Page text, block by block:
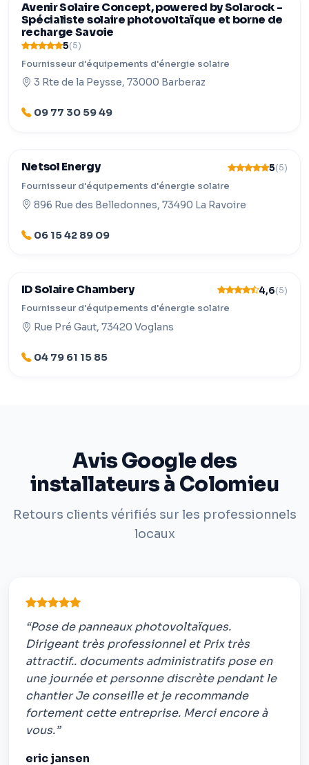
Avenir Solaire Concept, powered by Solarock -
Spécialiste solaire photovoltaïque et borne de
recharge Savoie
5(5)
Fournisseur d'équipements d'énergie solaire
3 Rte de la Peysse, 73000 Barberaz
09 77 30 59 49
Netsol Energy 5(5)
Fournisseur d'équipements d'énergie solaire
896 Rue des Belledonnes, 73490 La Ravoire
06 15 42 89 09
ID Solaire Chambery 4,6(5)
Fournisseur d'équipements d'énergie solaire
Rue Pré Gaut, 73420 Voglans
04 79 61 15 85
Avis Google des
installateurs à Colomieu
Retours clients vérifiés sur les professionnels
locaux
“Pose de panneaux photovoltaïques.
Dirigeant très professionnel et Prix très
attractif.. documents administratifs pose en
une journée et personne discrète pendant le
chantier Je conseille et je recommande
fortement cette entreprise. Merci encore à
vous.”
eric jansen